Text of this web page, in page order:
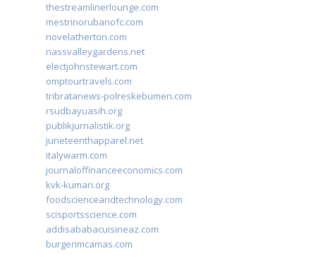
thestreamlinerlounge.com
mestrinorubanofc.com
novelatherton.com
nassvalleygardens.net
electjohnstewart.com
omptourtravels.com
tribratanews-polreskebumen.com
rsudbayuasih.org
publikjurnalistik.org
juneteenthapparel.net
italywarm.com
journaloffinanceeconomics.com
kvk-kumari.org
foodscienceandtechnology.com
scisportsscience.com
addisababacuisineaz.com
burgerimcamas.com